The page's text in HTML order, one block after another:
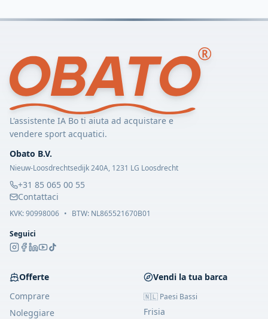
L'assistente IA Bo ti aiuta ad acquistare e
vendere sport acquatici.
Obato B.V.
Nieuw-Loosdrechtsedijk 240A, 1231 LG Loosdrecht
+31 85 065 00 55
Contattaci
KVK:90998006 • BTW: NL865521670B01
Seguici
Offerte
Comprare
Noleggiare
Vendi la tua barca
🇳🇱 Paesi Bassi
Frisia